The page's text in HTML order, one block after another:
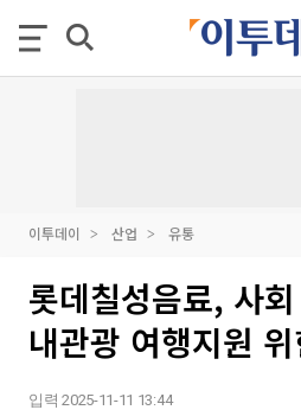
이투데이 산업 유통
롯데칠성음료, 사
내관광 여행지원
입력 2025-11-11 13:44